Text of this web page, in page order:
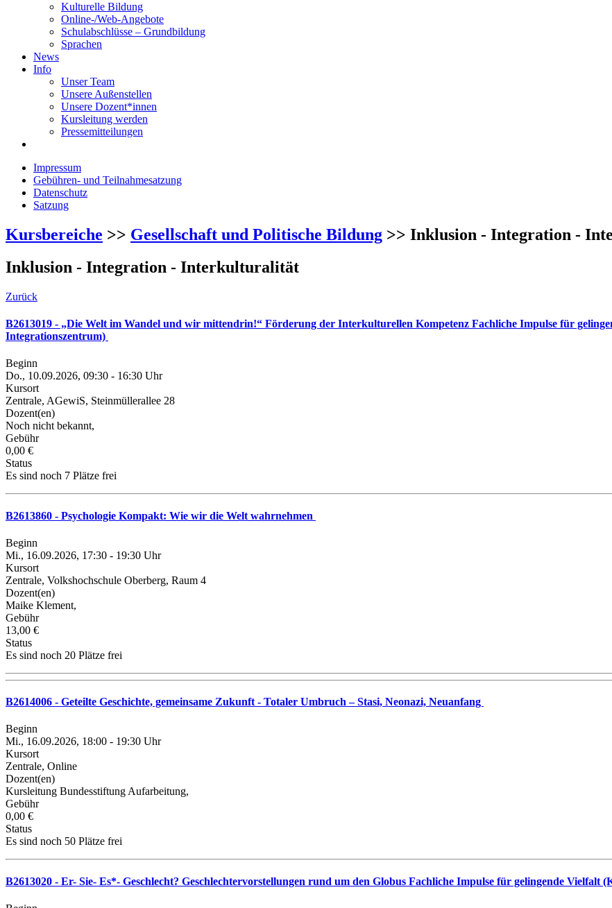
Kulturelle Bildung
Online-/Web-Angebote
Schulabschlüsse – Grundbildung
Sprachen
News
Info
Unser Team
Unsere Außenstellen
Unsere Dozent*innen
Kursleitung werden
Pressemitteilungen
Impressum
Gebühren- und Teilnahmesatzung
Datenschutz
Satzung
Kursbereiche >> Gesellschaft und Politische Bildung >> Inklusion - Integration -
Inklusion - Integration - Interkulturalität
Zurück
B2613019 - „Die Welt im Wandel und wir mittendrin!“ Förderung der Interkulturellen Kompetenz Fachliche Impulse für
Integrationszentrum)
Beginn
Do., 10.09.2026, 09:30 - 16:30 Uhr
Kursort
Zentrale, AGewiS, Steinmüllerallee 28
Dozent(en)
Noch nicht bekannt,
Gebühr
0,00 €
Status
Es sind noch 7 Plätze frei
B2613860 - Psychologie Kompakt: Wie wir die Welt wahrnehmen
Beginn
Mi., 16.09.2026, 17:30 - 19:30 Uhr
Kursort
Zentrale, Volkshochschule Oberberg, Raum 4
Dozent(en)
Maike Klement,
Gebühr
13,00 €
Status
Es sind noch 20 Plätze frei
B2614006 - Geteilte Geschichte, gemeinsame Zukunft - Totaler Umbruch – Stasi, Neonazi, Neuanfang
Beginn
Mi., 16.09.2026, 18:00 - 19:30 Uhr
Kursort
Zentrale, Online
Dozent(en)
Kursleitung Bundesstiftung Aufarbeitung,
Gebühr
0,00 €
Status
Es sind noch 50 Plätze frei
B2613020 - Er- Sie- Es*- Geschlecht? Geschlechtervorstellungen rund um den Globus Fachliche Impulse für gelingende Vielfalt